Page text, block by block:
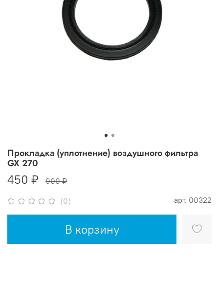
(0) арт. 00322
Прокладка (уплотнение) воздушного фильтра
GX 270
450 ₽ 900 ₽
В корзину